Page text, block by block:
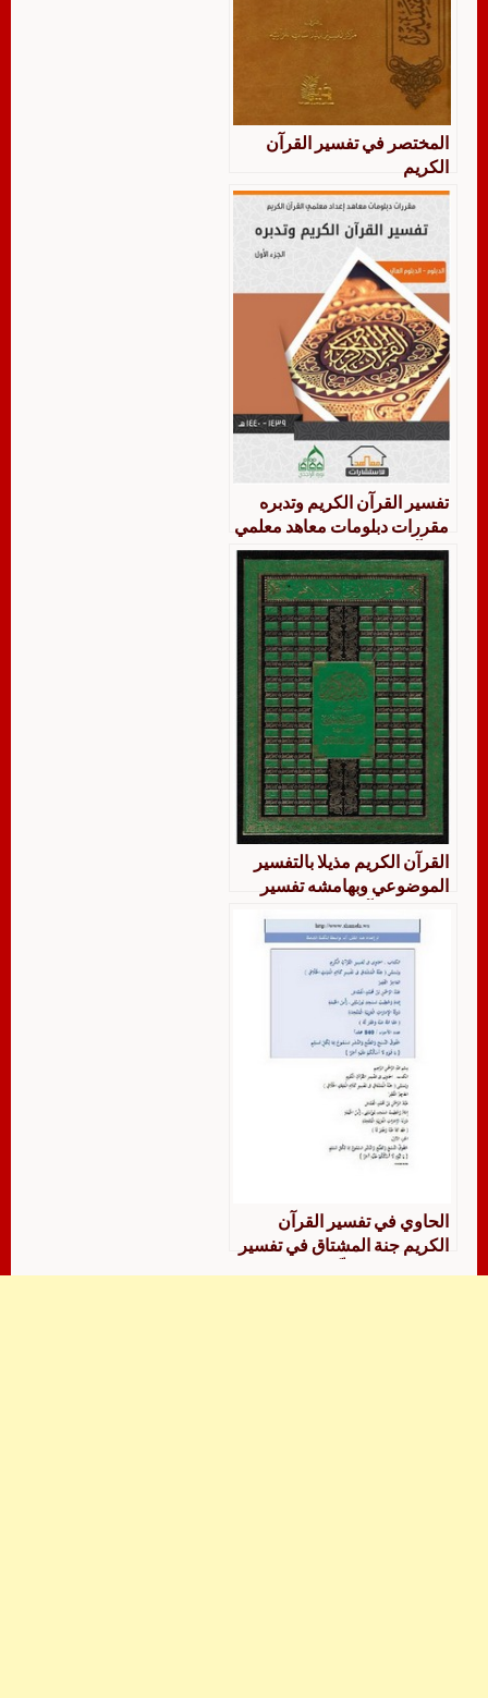
المختصر في تفسير القرآن
الكريم
تفسير القرآن الكريم وتدبره
مقررات دبلومات معاهد معلمي
القرآن الكريم
القرآن الكريم مذيلا بالتفسير
الموضوعي وبهامشه تفسير
الحاوي في تفسير القرآن
الكريم جنة المشتاق في تفسير